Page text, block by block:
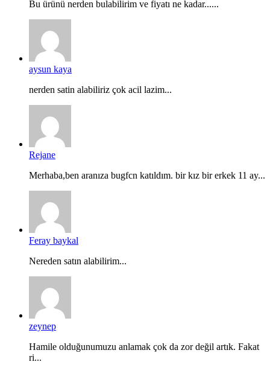
Bu ürünü nerden bulabilirim ve fiyatı ne kadar......
aysun kaya
nerden satin alabiliriz çok acil lazim...
Rejane
Merhaba,ben aranıza bugfcn katıldım. bir kız bir erkek 11 ay...
Feray baykal
Nereden satın alabilirim...
zeynep
Hamile olduğunumuzu anlamak çok da zor değil artık. Fakat
ri...